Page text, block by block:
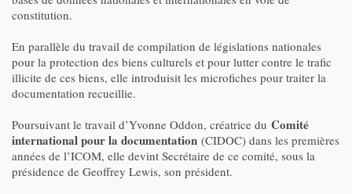
constitution.
En parallèle du travail de compilation de législations nationales
pour la protection des biens culturels et pour lutter contre le trafic
illicite de ces biens, elle introduisit les microfiches pour traiter la
documentation recueillie.
Poursuivant le travail d’Yvonne Oddon, créatrice du Comité
international pour la documentation (CIDOC) dans les premières
années de l’ICOM, elle devint Secrétaire de ce comité, sous la
présidence de Geoffrey Lewis, son président.